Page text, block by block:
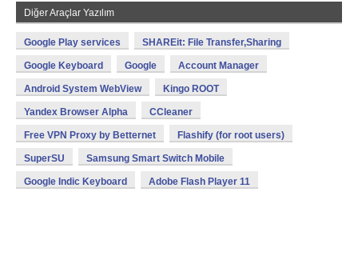
Diğer Araçlar Yazılım
Google Play services SHAREit: File Transfer,Sharing
Google Keyboard Google Account Manager
Android System WebView Kingo ROOT
Yandex Browser Alpha CCleaner
Free VPN Proxy by Betternet Flashify (for root users)
SuperSU Samsung Smart Switch Mobile
Google Indic Keyboard Adobe Flash Player 11